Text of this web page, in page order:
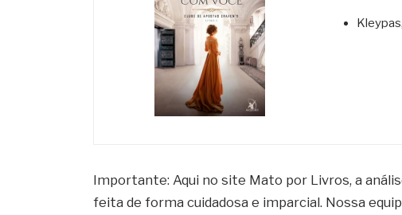
Importante: Aqui no site Mato por Livros, a
feita de forma cuidadosa e imparcial. Nossa